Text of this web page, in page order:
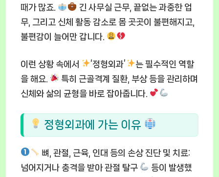
때가 많죠.
긴 사무실 근무, 끝없는 과중한 업
무, 그리고 신체 활동 감소로 몸 곳곳이 불편해지고,
불편감이 늘어만 갑니다.
이런 상황 속에서 ‘정형외과’
는 필수적인 역할
을 해요.
특히 근골격계 질환, 부상 등을 관리하며
신체와 삶의 균형을 바로 잡아줍니다.
정형외과에 가는 이유
뼈, 관절, 근육, 인대 등의 손상 진단 및 치료:
넘어지거나 충격을 받아 관절 탈구
등이 발생했